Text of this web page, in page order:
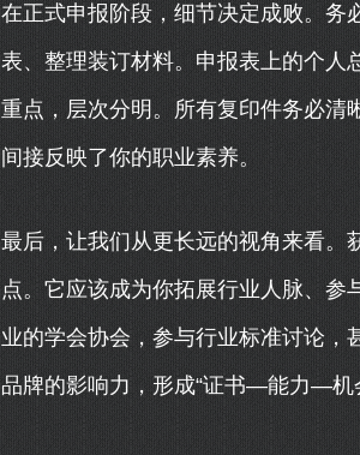
在正式申报阶段，细节决定成败。务
表、整理装订材料。申报表上的个人
重点，层次分明。所有复印件务必清
间接反映了你的职业素养。
最后，让我们从更长远的视角来看。
点。它应该成为你拓展行业人脉、参
业的学会协会，参与行业标准讨论，
品牌的影响力，形成“证书—能力—机